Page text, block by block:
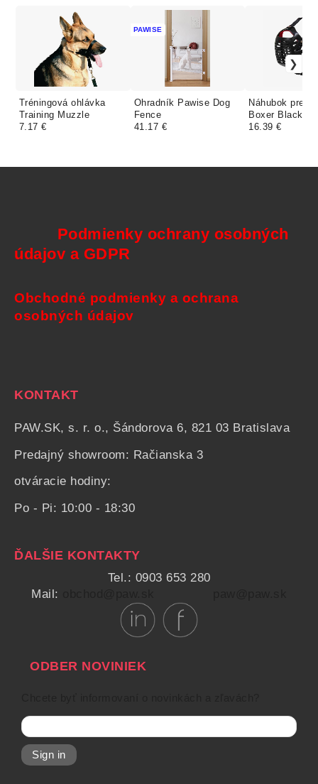
Tréningová ohlávka
Training Muzzle
7.17 €
Ohradník Pawise Dog
Fence
PAWISE
41.17 €
Náhubok pre
Boxer Black
16.39 €
Podmienky ochrany osobných
údajov a GDPR
Obchodné podmienky a ochrana
osobných údajov
KONTAKT
PAW.SK, s. r. o., Šándorova 6, 821 03 Bratislava
Predajný showroom: Račianska 3
otváracie hodiny:
Po - Pi: 10:00 - 18:30
ĎALŠIE KONTAKTY
Tel.: 0903 653 280
Mail:
ODBER NOVINIEK
Sign in